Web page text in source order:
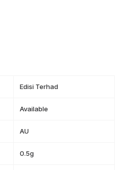
Edisi Terhad
Available
AU
0.5g